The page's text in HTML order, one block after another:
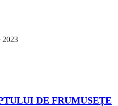
2023
DE FRUMUSEȚE